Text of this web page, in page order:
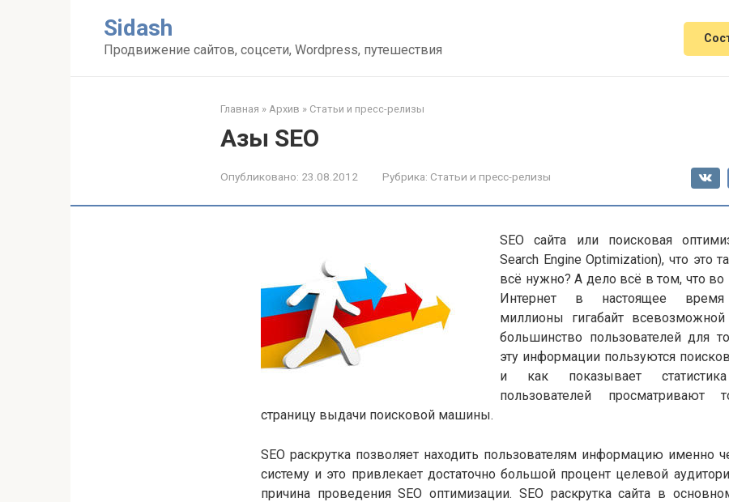
Sidash
Продвижение сайтов, соцсети, Wordpress, путешествия
Главная » Архив » Статьи и пресс-релизы
Азы SEO
Опубликовано: 23.08.2012 Рубрика: Статьи и пресс-релизы
SEO сайта или поисковая
Search Engine Optimization), что это
всё нужно? А дело всё в том, что
Интернет в настоящее время
миллионы гигабайт
большинство пользователей для
эту информации пользуются
и как показывает
пользователей просматривают
страницу выдачи поисковой машины.
SEO раскрутка позволяет находить пользователям информацию именно
систему и это привлекает достаточно большой процент целевой
причина проведения SEO оптимизации. SEO раскрутка сайта в